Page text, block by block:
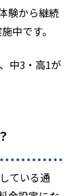
験から継続
中です。
中3・高1が
ている通